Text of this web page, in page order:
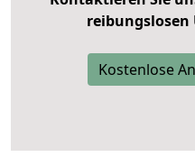
reibungslosen
Kostenlose